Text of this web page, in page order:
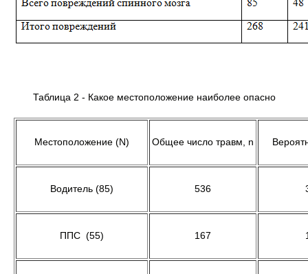
Таблица 2 - Какое местоположение наиболее опасно
Местоположение (N) Общее число травм, n
Водитель (85) 536
ППС (55) 167